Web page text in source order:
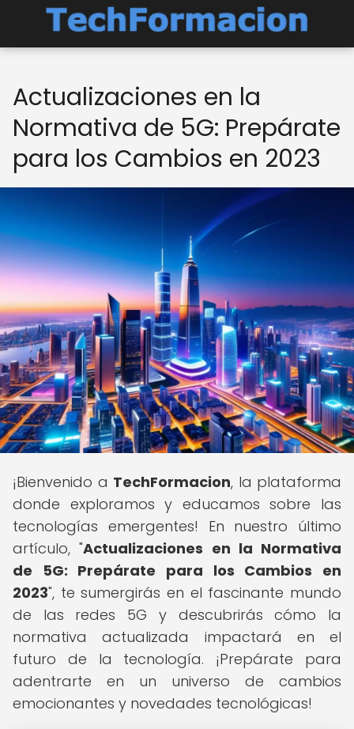
Actualizaciones en la
Normativa de 5G: Prepárate
para los Cambios en 2023
¡Bienvenido a TechFormacion, la plataforma
donde exploramos y educamos sobre las
tecnologías emergentes! En nuestro último
artículo, "Actualizaciones en la Normativa
de 5G: Prepárate para los Cambios en
2023", te sumergirás en el fascinante mundo
de las redes 5G y descubrirás cómo la
normativa actualizada impactará en el
futuro de la tecnología. ¡Prepárate para
adentrarte en un universo de cambios
emocionantes y novedades tecnológicas!